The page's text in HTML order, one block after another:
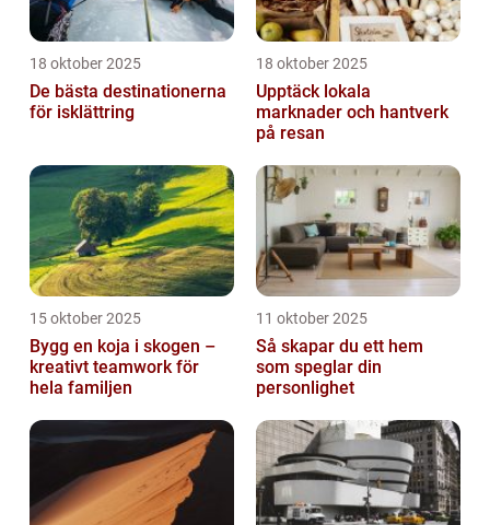
18 oktober 2025
De bästa destinationerna
för isklättring
18 oktober 2025
Upptäck lokala
marknader och hantverk
på resan
15 oktober 2025
Bygg en koja i skogen –
kreativt teamwork för
hela familjen
11 oktober 2025
Så skapar du ett hem
som speglar din
personlighet